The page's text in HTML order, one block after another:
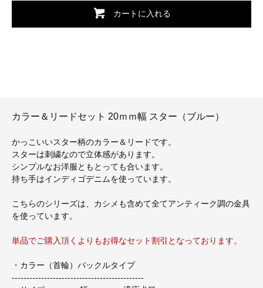
カートに入れる
カラー＆リードセット 20ｍｍ幅 スター（ブルー）
かっこいいスター柄のカラー＆リードです。
スターは刺繍なので立体感があります。
シンプルなお洋服ともとっても合います。
持ち手はインディゴデニムを使っています。
こちらのシリーズは、カシメも含めて全てアンティーク調の金具
を使っています。
単品でご購入頂くよりもお得なセット割引となっております。
・カラー（首輪）バックルタイプ
---------------------------------------------